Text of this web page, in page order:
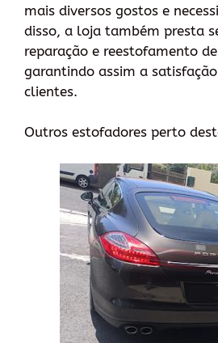
mais diversos gostos e
disso, a loja também presta
reparação e reestofamento
garantindo assim a
clientes.
Outros estofadores perto